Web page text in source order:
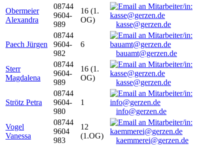
Obermeier
Alexandra
08744
9604-
989
16 (1.
OG)
kasse@gerzen.de
Paech Jürgen
08744
9604-
982
6
bauamt@gerzen.de
Sterr
Magdalena
08744
9604-
989
16 (1.
OG)
kasse@gerzen.de
Strötz Petra
08744
9604-
980
1
info@gerzen.de
Vogel
Vanessa
08744
9604
983
12
(1.OG)
kaemmerei@gerzen.de